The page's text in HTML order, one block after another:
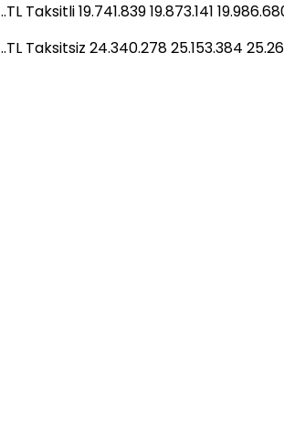
..TL Taksitli 19.741.839 19.873.141
..TL Taksitsiz 24.340.278 25.153.384